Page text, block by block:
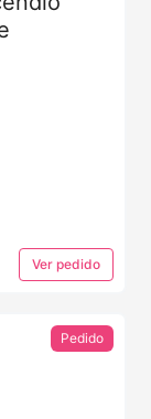
Ver pedido
Pedido